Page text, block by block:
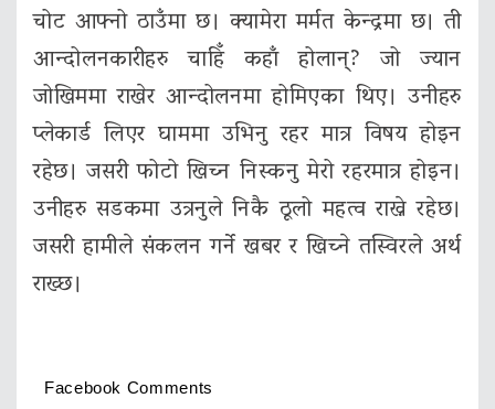
चोट आफ्नो ठाउँमा छ। क्यामेरा मर्मत केन्द्रमा छ। ती
आन्दोलनकारीहरु चाहिँ कहाँ होलान्? जो ज्यान
जोखिममा राखेर आन्दोलनमा होमिएका थिए। उनीहरु
प्लेकार्ड लिएर घाममा उभिनु रहर मात्र विषय होइन
रहेछ। जसरी फोटो खिच्न निस्कनु मेरो रहरमात्र होइन।
उनीहरु सडकमा उत्रनुले निकै ठूलो महत्व राख्ने रहेछ।
जसरी हामीले संकलन गर्ने खबर र खिच्ने तस्विरले अर्थ
राख्छ।
Facebook Comments